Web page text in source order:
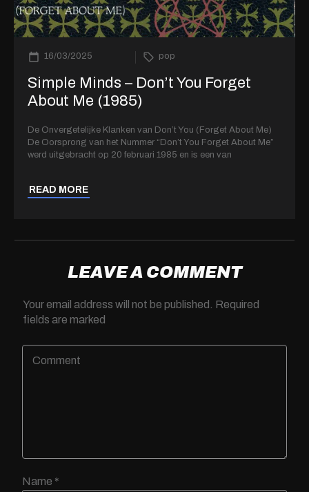
16/03/2025 pop
Simple Minds – Don’t You Forget
About Me (1985)
De Onvergetelijke Klanken van Don’t You (Forget About Me)
De Oorsprong van het Nummer “Don’t You Forget About Me”
werd uitgebracht op 20 februari 1985 en is een van
READ MORE
LEAVE A COMMENT
Your email address will not be published.
Required
fields are marked
Name *